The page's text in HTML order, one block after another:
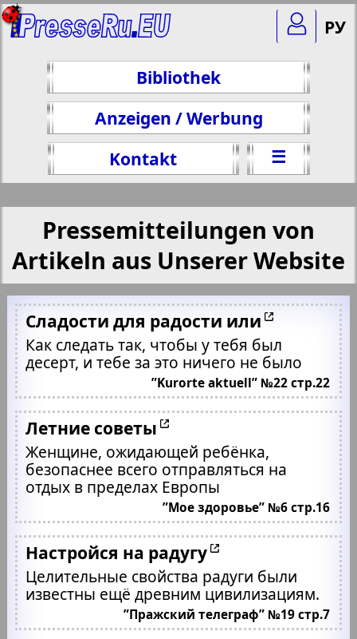
Bibliothek
Anzeigen / Werbung
Kontakt
☰
РУ
Pressemitteilungen von
Artikeln aus Unserer Website
Сладости для радости или
Как следать так, чтобы у тебя был
десерт, и тебе за это ничего не было
”Kurorte aktuell” №22 стр.22
Летние советы
Женщине, ожидающей ребёнка,
безопаснее всего отправляться на
отдых в пределах Европы
”Мое здоровье” №6 стр.16
Настройся на радугу
Целительные свойства радуги были
известны ещё древним цивилизациям.
”Пражский телеграф” №19 стр.7